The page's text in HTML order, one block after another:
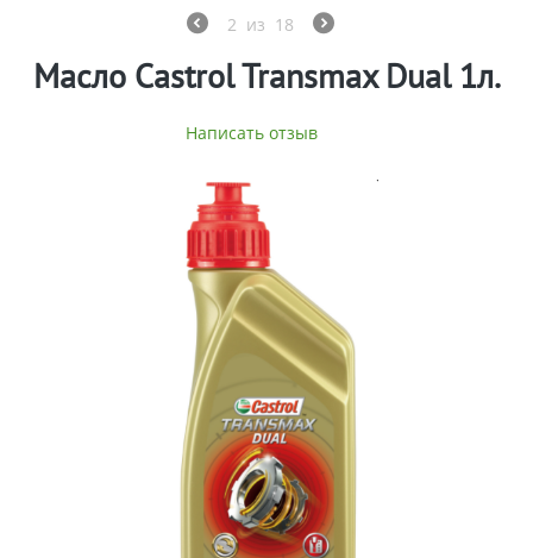
2 из 18
Масло Castrol Transmax Dual 1л.
Написать отзыв